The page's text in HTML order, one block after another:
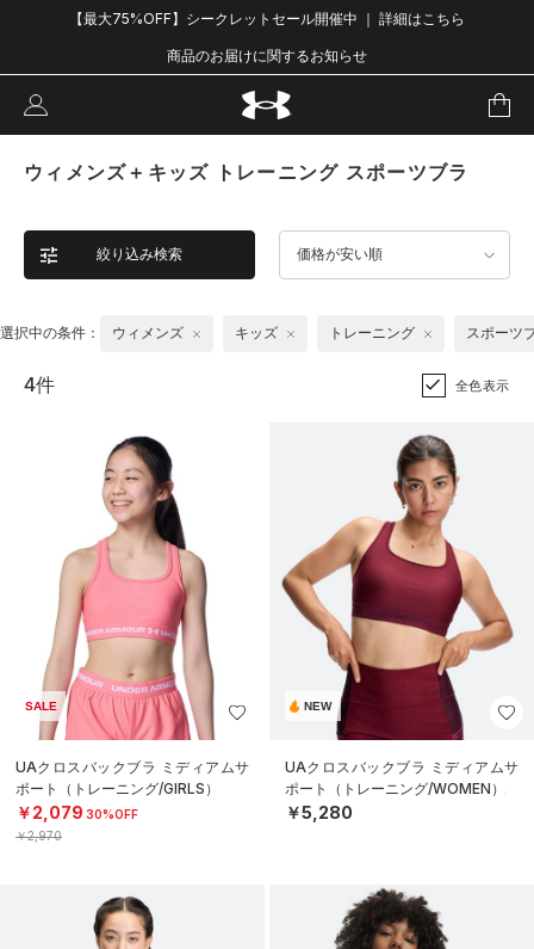
【最大75%OFF】シークレットセール開催中 ｜ 詳細はこちら
商品のお届けに関するお知らせ
ウィメンズ＋キッズ トレーニング スポーツブラ
絞り込み検索 価格が安い順
選択中の条件： ウィメンズ キッズ トレーニング スポーツ
4件 全色表示
SALE
UAクロスバックブラ ミディアムサ
ポート（トレーニング/GIRLS）
￥2,079 30%OFF
￥2,970
NEW
UAクロスバックブラ ミディアムサ
ポート（トレーニング/WOMEN）
￥5,280